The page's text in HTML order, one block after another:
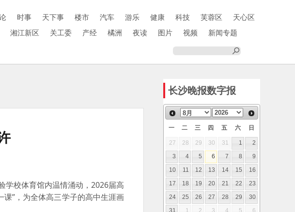
时事 天下事 楼市 汽车 游乐 健康 科技 芙蓉区
天心区
湘江新区 关工委 产经 橘洲 夜读 图片 视频
新闻专题
校体育馆内温情涌动，2026届高
”，为全体高三学子的高中生涯画
长沙晚报数字报
一 二 三 四 五 六 日
27 28 29 30 31 1
2
3
4 5 6 7 8
9
10
11 12 13 14 15
16
17
18 19 20 21 22
23
24
25 26 27 28 29
30